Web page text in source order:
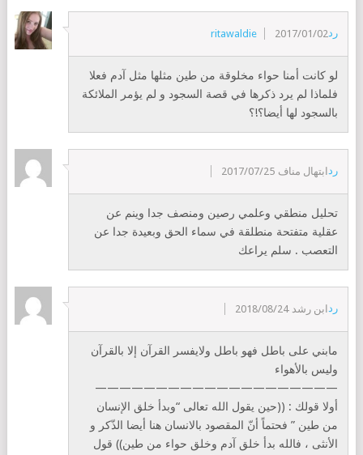
ritawaldie 2017/01/02رد
لو كانت أمنا حواء مخلوقة من طين مثلها مثل آدم فعلا
فلماذا لم يرد ذكرها في قصة السجود و لم يؤمر الملائكة
بالسجود لها أيضا؟!؟
ابتهال مناف 2017/07/25 رد
تحليل منطقي وعلمي رصين ومنصف جدا وينم عن
عقلية متفتحة منطلقة في سماء الحق وبعيدة جدا عن
التعصب . سلم يراعك
ابن رشد 2018/08/24 رد
مابني على باطل فهو باطل ولايفسر القرآن إلا بالقرآن
وليس بالأهواء
————————————————————
أولا قولك : ((حين يقول الله تعالى “وبدأ خلق الإنسان
من طين ” فحتماً أنّ المقصود بالانسان هنا أيضا الذّكر و
الأنثى ، فالله بدأ خلق آدم وخلق حواء من طين)) قول